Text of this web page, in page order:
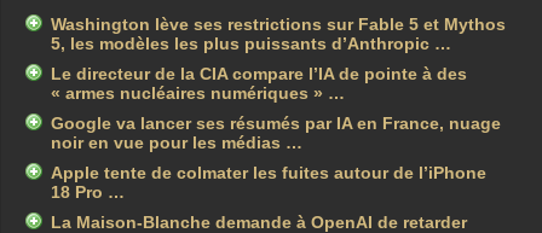
Washington lève ses restrictions sur Fable 5 et Mythos
5, les modèles les plus puissants d’Anthropic …
Le directeur de la CIA compare l’IA de pointe à des
« armes nucléaires numériques » …
Google va lancer ses résumés par IA en France, nuage
noir en vue pour les médias …
Apple tente de colmater les fuites autour de l’iPhone
18 Pro …
La Maison-Blanche demande à OpenAI de retarder